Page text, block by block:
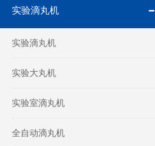
实验滴丸机
实验滴丸机
实验大丸机
实验室滴丸机
全自动滴丸机